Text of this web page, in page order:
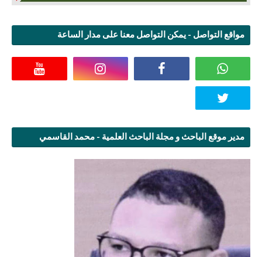
مواقع التواصل - يمكن التواصل معنا على مدار الساعة
مدير موقع الباحث و مجلة الباحث العلمية - محمد القاسمي